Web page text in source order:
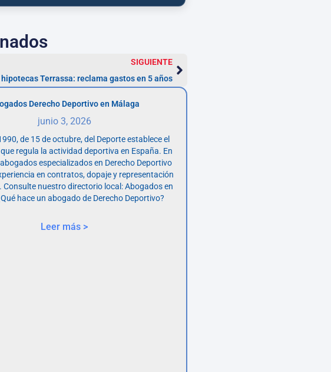
SIGUIENTE
Terrassa: reclama gastos en 5 años
Derecho Deportivo en Málaga
junio 3, 2026
de 15 de octubre, del Deporte establece el
regula la actividad deportiva en España. En
especializados en Derecho Deportivo
en contratos, dopaje y representación
Consulte nuestro directorio local: Abogados en
hace un abogado de Derecho Deportivo?
Leer más >